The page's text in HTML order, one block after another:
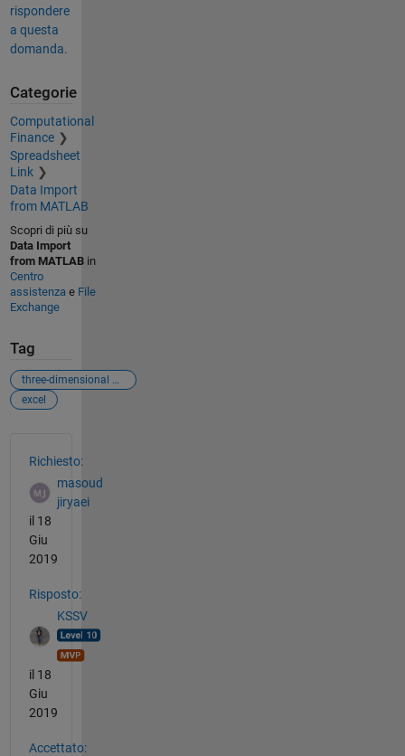
rispondere
a questa
domanda.
Categorie
Computational
Finance
Spreadsheet
Link
Data Import
from MATLAB
Scopri di più su
Data Import
from MATLABin
Centro
assistenzae File
Exchange
Tag
three-dimensional matrix
excel
Richiesto:
masoud
jiryaei
il 18
Giu
2019
Risposto:
KSSV
il 18
Giu
2019
Accettato: